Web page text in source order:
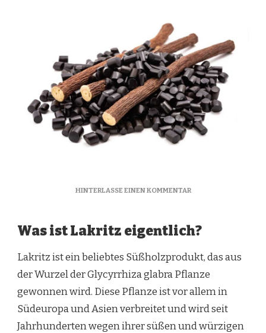
HINTERLASSE EINEN KOMMENTARZU
VORTEILE
DES
GOLDES
Was ist Lakritz eigentlich?
Lakritz ist ein beliebtes Süßholzprodukt, das aus
der Wurzel der Glycyrrhiza glabra Pflanze
gewonnen wird. Diese Pflanze ist vor allem in
Südeuropa und Asien verbreitet und wird seit
Jahrhunderten wegen ihrer süßen und würzigen